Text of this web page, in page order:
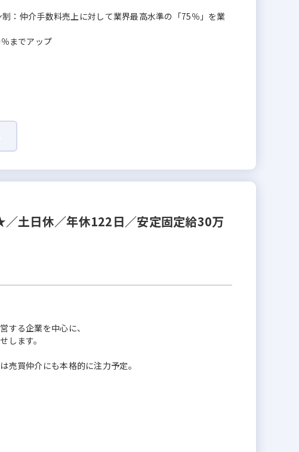
：仲介手数料売上に対して業界最高水準の「75％」を業
までアップ
土日休／年休122日／安定固定給30万
する企業を中心に、
します。
売買仲介にも本格的に注力予定。